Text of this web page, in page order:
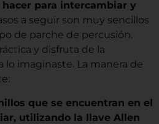
hacer para intercambiar y
a seguir son muy sencillos
de parche de percusión.
y disfruta de la
imaginaste. La manera de
que se encuentran en el
utilizando la llave Allen